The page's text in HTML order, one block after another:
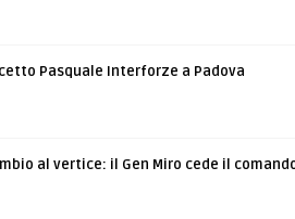
Pasquale Interforze a Padova
al vertice: il Gen Miro cede il